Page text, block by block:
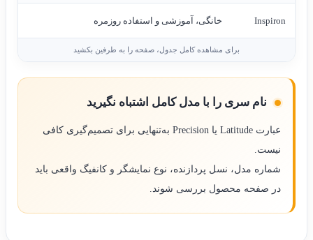
Inspiron خانگی، آموزشی و استفاده روزمره
نام سری را با مدل کامل اشتباه نگیرید
عبارت Latitude یا Precision به‌تنهایی برای تصمیم‌گیری کافی
نیست.
شماره مدل، نسل پردازنده، نوع نمایشگر و کانفیگ واقعی باید
در صفحه محصول بررسی شوند.